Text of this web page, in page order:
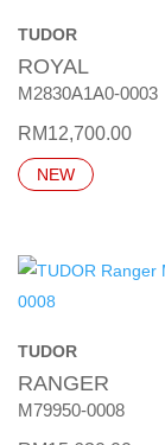
TUDOR
ROYAL
M2830A1A0-0003
RM12,700.00
NEW
TUDOR
RANGER
M79950-0008